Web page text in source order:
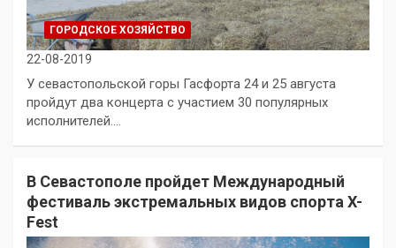
ГОРОДСКОЕ ХОЗЯЙСТВО
22-08-2019
У севастопольской горы Гасфорта 24 и 25 августа
пройдут два концерта с участием 30 популярных
исполнителей.…
В Севастополе пройдет Международный
фестиваль экстремальных видов спорта X-
Fest